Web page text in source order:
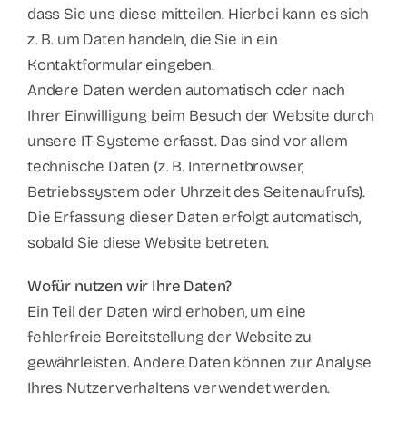
dass Sie uns diese mitteilen. Hierbei kann es sich
z. B. um Daten handeln, die Sie in ein
Kontaktformular eingeben.
Andere Daten werden automatisch oder nach
Ihrer Einwilligung beim Besuch der Website durch
unsere IT-Systeme erfasst. Das sind vor allem
technische Daten (z. B. Internetbrowser,
Betriebssystem oder Uhrzeit des Seitenaufrufs).
Die Erfassung dieser Daten erfolgt automatisch,
sobald Sie diese Website betreten.
Wofür nutzen wir Ihre Daten?
Ein Teil der Daten wird erhoben, um eine
fehlerfreie Bereitstellung der Website zu
gewährleisten. Andere Daten können zur Analyse
Ihres Nutzerverhaltens verwendet werden.